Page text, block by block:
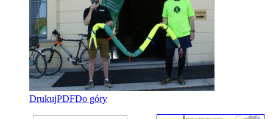
DrukujPDFDo góry